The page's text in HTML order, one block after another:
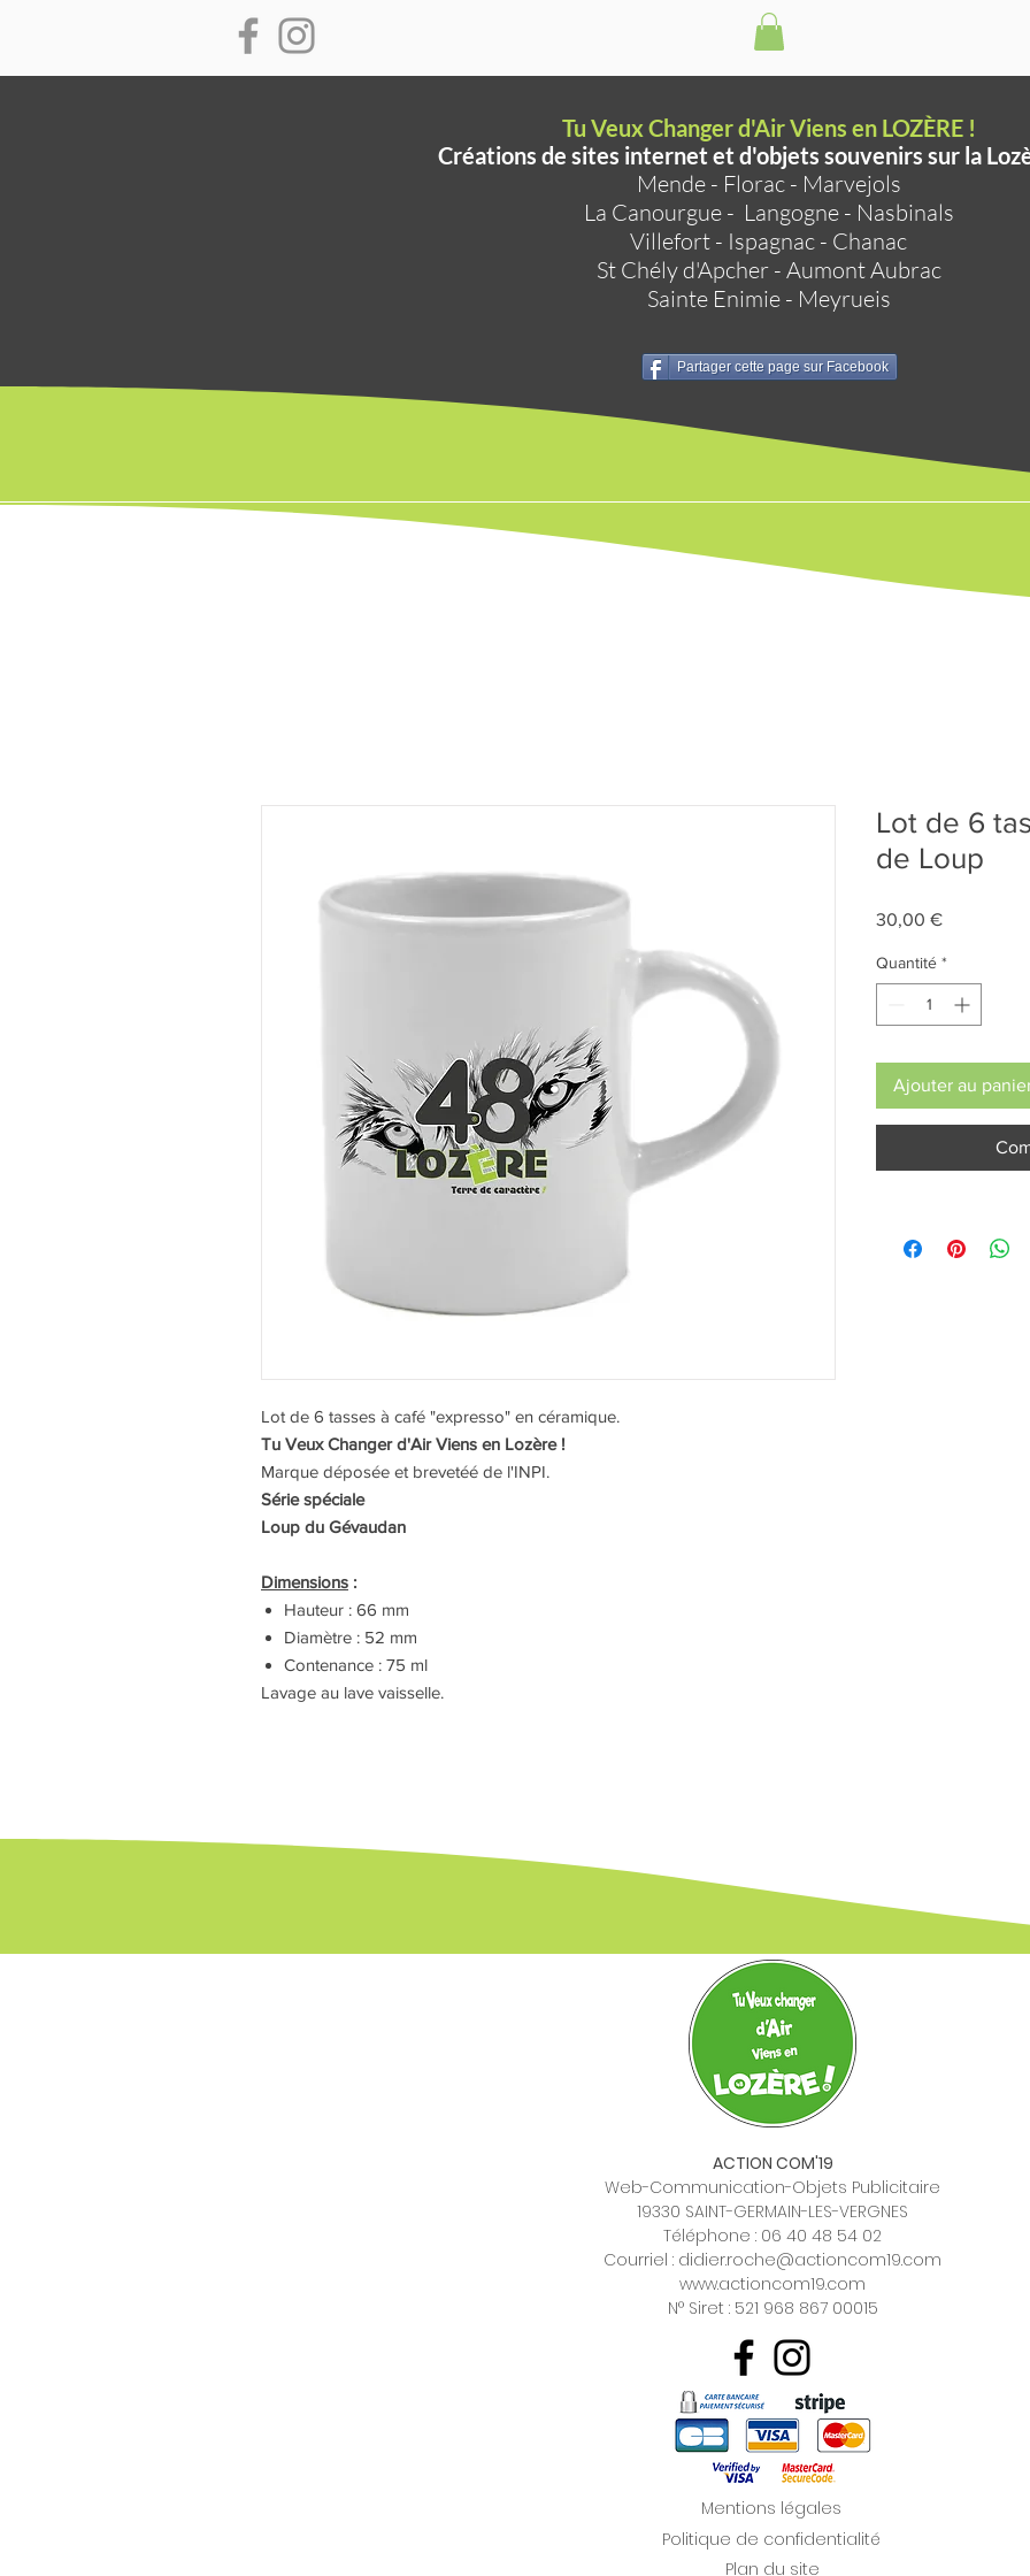
Tu Veux Changer d'Air Viens en LOZÈRE !
Créations de sites internet et d'objets souvenirs sur la
Mende- Florac- Marvejols
La Canourgue- Langogne- Nasbinals
Villefort - Ispagnac - Chanac
St Chély d'Apcher- Aumont Aubrac
Sainte Enimie- Meyrueis
Partager cette page sur Facebook
Lot de 6 tasses à café "expresso" en céramique.
Tu Veux Changer d'Air Viens en Lozère !
Marque déposée et brevetéé de l'INPI.
Série spéciale
Loup du Gévaudan
Dimensions :
Hauteur : 66 mm
Diamètre : 52 mm
Contenance : 75 ml
Lavage au lave vaisselle.
Lot de 6
de Loup
30,00 €Prix
Quantité *
Ajouter au
ACTION COM'19
Web-Communication-Objets Publicitaire
19330 SAINT-GERMAIN-LES-VERGNES
Téléphone : 06 40 48 54 02
Courriel : didier.roche@actioncom19.com
www.actioncom19.com
N° Siret : 521 968 867 00015
Mentions légales
Politique de confidentialité
Plan du site